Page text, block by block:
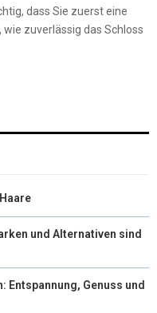
dass Sie zuerst eine
zuverlässig das Schloss
und Alternativen sind
Entspannung, Genuss und